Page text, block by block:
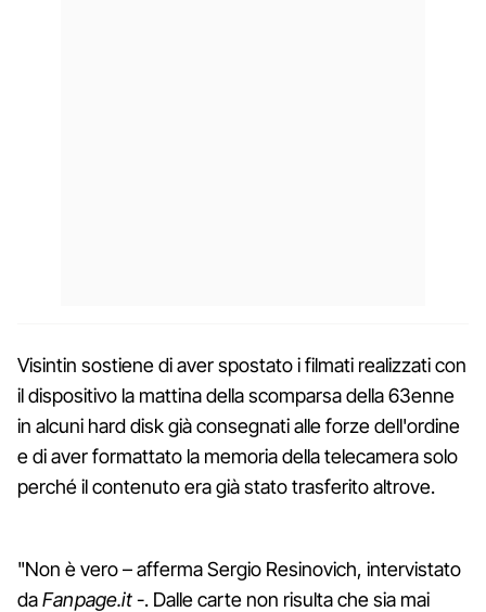
Visintin sostiene di aver spostato i filmati realizzati con
il dispositivo la mattina della scomparsa della 63enne
in alcuni hard disk già consegnati alle forze dell'ordine
e di aver formattato la memoria della telecamera solo
perché il contenuto era già stato trasferito altrove.
"Non è vero – afferma Sergio Resinovich, intervistato
daFanpage.it-. Dalle carte non risulta che sia mai